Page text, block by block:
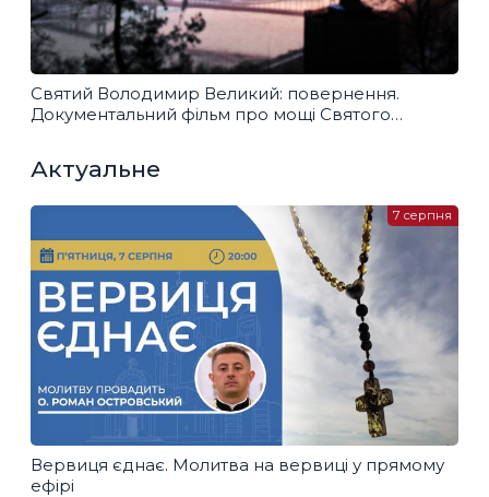
Святий Володимир Великий: повернення.
Документальний фільм про мощі Святого
Актуальне
Вервиця єднає. Молитва на вервиці у прямому
ефірі
7 серпня